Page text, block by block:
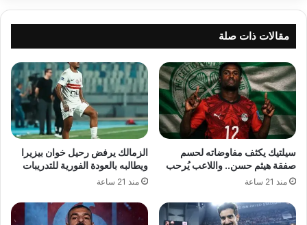
مقالات ذات صلة
سيلتيك يكثف مفاوضاته لحسم
صفقة هيثم حسن.. واللاعب يُرحب
منذ 21 ساعة
الزمالك يرفض رحيل خوان بيزيرا
ويطالبه بالعودة الفورية للتدريبات
منذ 21 ساعة